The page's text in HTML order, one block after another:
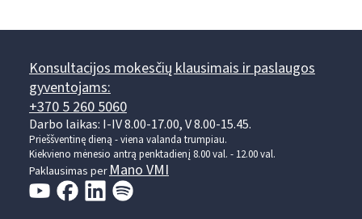
Konsultacijos mokesčių klausimais ir paslaugos
gyventojams:
+370 5 260 5060
Darbo laikas: I-IV 8.00-17.00, V 8.00-15.45.
Prieššventinę dieną - viena valanda trumpiau.
Kiekvieno mėnesio antrą penktadienį 8.00 val. - 12.00 val.
Paklausimas perMano VMI